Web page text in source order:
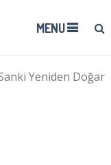
MENU
Yeniden Doğar